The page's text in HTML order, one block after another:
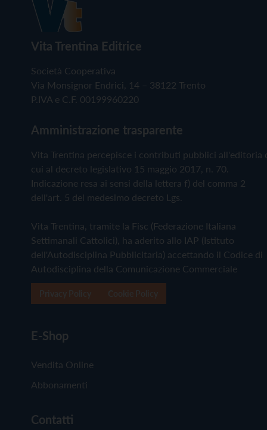
Vita Trentina Editrice
Società Cooperativa
Via Monsignor Endrici, 14 – 38122 Trento
P.IVA e C.F. 00199960220
Amministrazione trasparente
Vita Trentina percepisce i contributi pubblici all'editoria
cui al decreto legislativo 15 maggio 2017, n. 70.
Indicazione resa ai sensi della lettera f) del comma 2
dell'art. 5 del medesimo decreto Lgs.
Vita Trentina, tramite la Fisc (Federazione Italiana
Settimanali Cattolici), ha aderito allo IAP (Istituto
dell'Autodisciplina Pubblicitaria) accettando il Codice di
Autodisciplina della Comunicazione Commerciale
E-Shop
Vendita Online
Abbonamenti
Contatti